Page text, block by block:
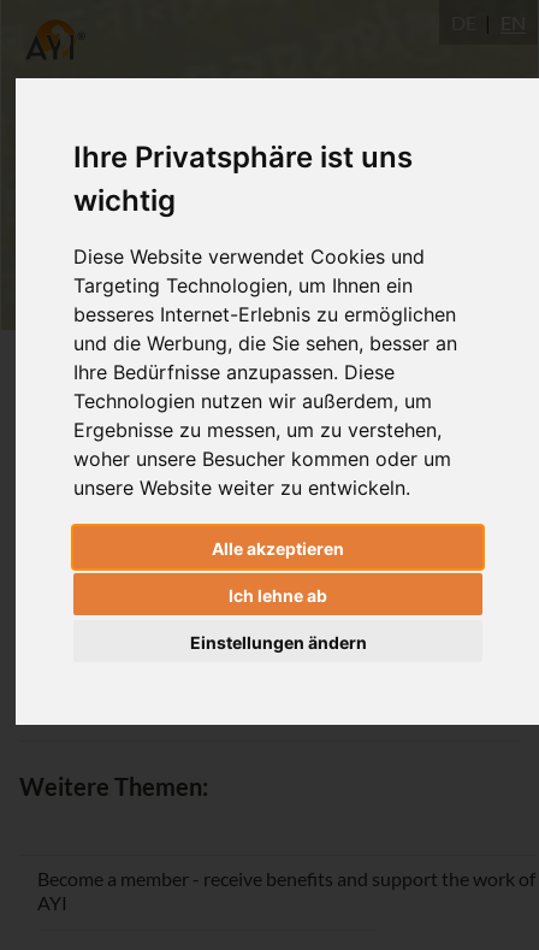
Ihre Privatsphäre ist uns
wichtig
Diese Website verwendet Cookies und
Targeting Technologien, um Ihnen ein
besseres Internet-Erlebnis zu ermöglichen
und die Werbung, die Sie sehen, besser an
Ihre Bedürfnisse anzupassen. Diese
Technologien nutzen wir außerdem, um
Ergebnisse zu messen, um zu verstehen,
woher unsere Besucher kommen oder um
unsere Website weiter zu entwickeln.
Alle akzeptieren
Ich lehne ab
Einstellungen ändern
Login
Passwort vergessen / Registrieren
Weitere Themen:
Become a member - receive benefits and support the work of
AYI